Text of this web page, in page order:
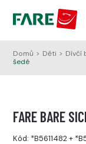
Domů > Děti > Dívčí
šedé
FARE BARE
Kód: *B5611482+